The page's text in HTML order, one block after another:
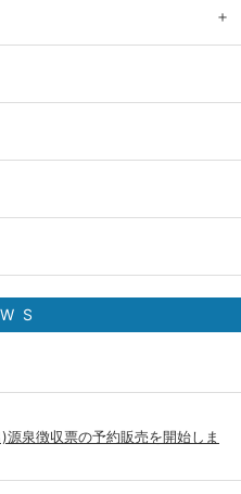
＋
S
源泉徴収票の予約販売を開始しま